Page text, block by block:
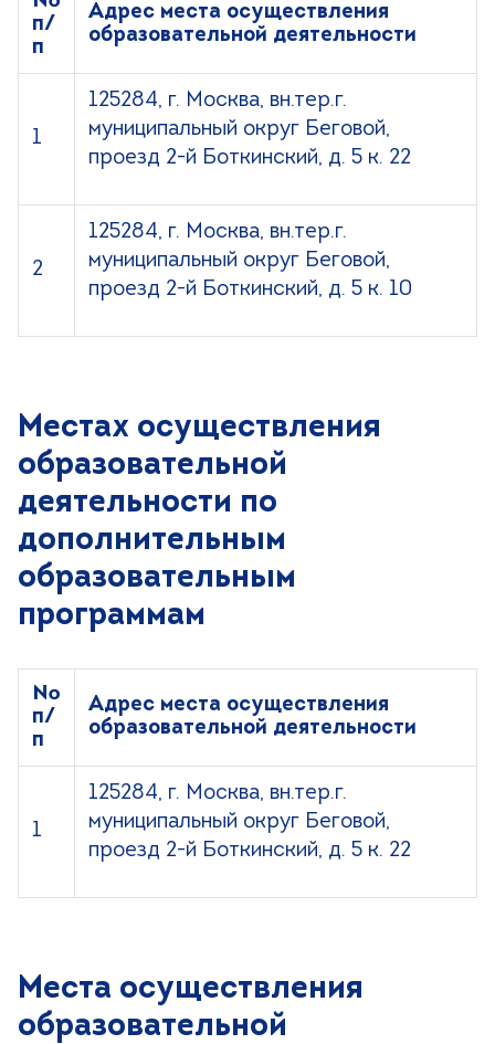
п/
п
Адрес места осуществления
образовательной деятельности
1
125284, г. Москва, вн.тер.г.
муниципальный округ Беговой,
проезд 2-й Боткинский, д. 5 к. 22
2
125284, г. Москва, вн.тер.г.
муниципальный округ Беговой,
проезд 2-й Боткинский, д. 5 к. 10
Местах осуществления
образовательной
деятельности по
дополнительным
образовательным
программам
№
п/
п
Адрес места осуществления
образовательной деятельности
1
125284, г. Москва, вн.тер.г.
муниципальный округ Беговой,
проезд 2-й Боткинский, д. 5 к. 22
Места осуществления
образовательной